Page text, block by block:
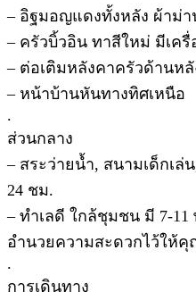
– อิฐมอญแดงทั้งหลัง ผ้าม่า
– ครัวบิ้วอิน ทาสีใหม่ มีเค
– ต่อเติมหลังคาครัวด้านห
– หน้าบ้านหันทางทิศเหนือ
.
ส่วนกลาง
– สระว่ายน้ำ, สนามเด็กเ
24 ชม.
– ทำเลดี ใกล้ชุมชน มี 7-
อำนวยความสะดวกไว้ให้
.
การเดินทาง